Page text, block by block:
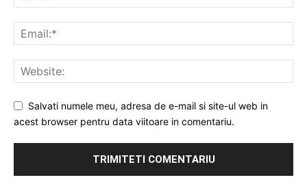
Salvati numele meu, adresa de e-mail si site-ul web in
acest browser pentru data viitoare in comentariu.